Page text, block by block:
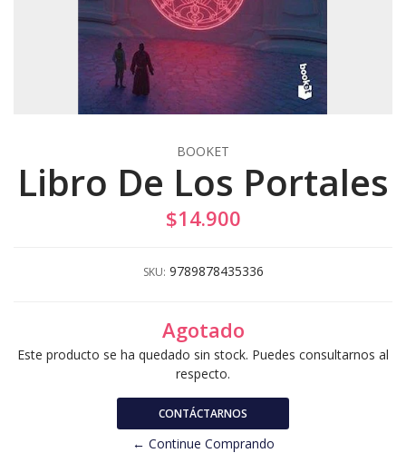
BOOKET
Libro De Los Portales
$14.900
SKU: 9789878435336
Agotado
Este producto se ha quedado sin stock. Puedes consultarnos al
respecto.
CONTÁCTARNOS
← Continue Comprando